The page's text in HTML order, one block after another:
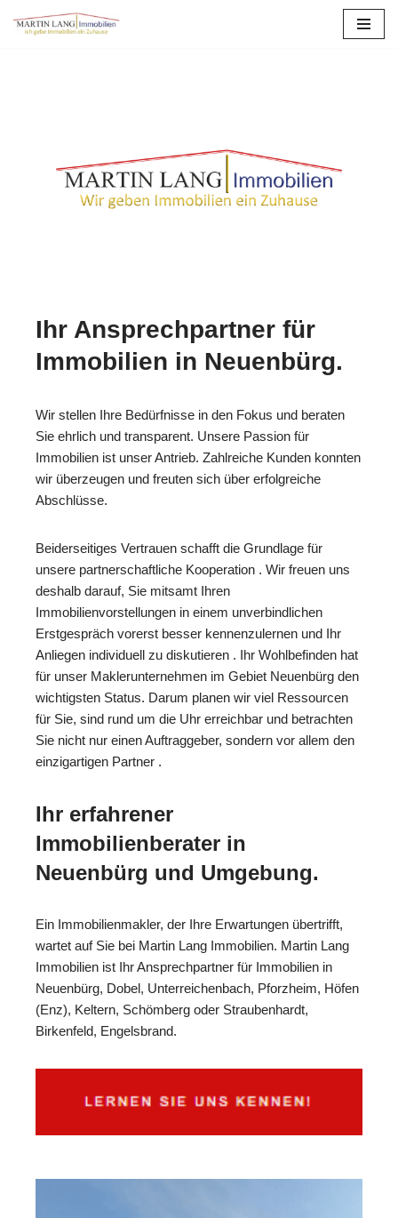
Ihr Ansprechpartner für
Immobilien in Neuenbürg.
Wir stellen Ihre Bedürfnisse in den Fokus und beraten
Sie ehrlich und transparent. Unsere Passion für
Immobilien ist unser Antrieb. Zahlreiche Kunden konnten
wir überzeugen und freuten sich über erfolgreiche
Abschlüsse.
Beiderseitiges Vertrauen schafft die Grundlage für
unsere partnerschaftliche Kooperation . Wir freuen uns
deshalb darauf, Sie mitsamt Ihren
Immobilienvorstellungen in einem unverbindlichen
Erstgespräch vorerst besser kennenzulernen und Ihr
Anliegen individuell zu diskutieren . Ihr Wohlbefinden hat
für unser Maklerunternehmen im Gebiet Neuenbürg den
wichtigsten Status. Darum planen wir viel Ressourcen
für Sie, sind rund um die Uhr erreichbar und betrachten
Sie nicht nur einen Auftraggeber, sondern vor allem den
einzigartigen Partner .
Ihr erfahrener
Immobilienberater in
Neuenbürg und Umgebung.
Ein Immobilienmakler, der Ihre Erwartungen übertrifft,
wartet auf Sie bei Martin Lang Immobilien. Martin Lang
Immobilien ist Ihr Ansprechpartner für Immobilien in
Neuenbürg, Dobel, Unterreichenbach, Pforzheim, Höfen
(Enz), Keltern, Schömberg oder Straubenhardt,
Birkenfeld, Engelsbrand.